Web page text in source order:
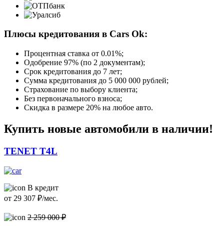
Плюсы кредитования в Cars Ok:
Процентная ставка от 0.01%;
Одобрение 97% (по 2 документам);
Срок кредитования до 7 лет;
Сумма кредитования до 5 000 000 рублей;
Страхование по выбору клиента;
Без первоначального взноса;
Скидка в размере 20% на любое авто.
Купить новые автомобили в наличии!
TENET T4L
В кредит
от 29 307 ₽/мес.
2 259 000 ₽